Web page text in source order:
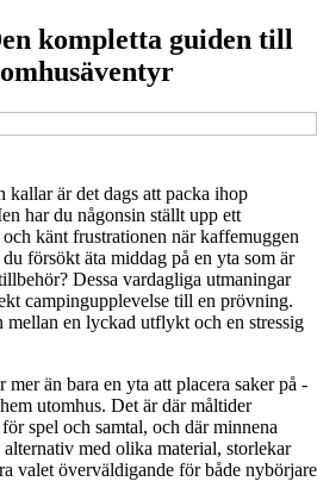
kompletta guiden till
kallar är det dags att packa ihop
har du någonsin ställt upp ett
känt frustrationen när kaffemuggen
försökt äta middag på en yta som är
Dessa vardagliga utmaningar
campingupplevelse till en prövning.
en lyckad utflykt och en stressig
än bara en yta att placera saker på -
utomhus. Det är där måltider
spel och samtal, och där minnena
med olika material, storlekar
valet överväldigande för både nybörjare